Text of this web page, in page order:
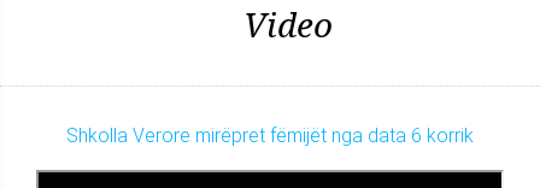
Video
Shkolla Verore mirëpret fëmijët nga data 6 korrik